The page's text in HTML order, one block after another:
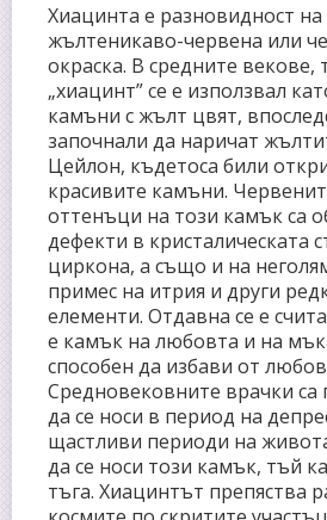
Хиацинта е разновидност
жълтеникаво-червена или
окраска. В средните векове,
„хиацинт” се е използвал
камъни с жълт цвят,
започнали да наричат
Цейлон, къдетоса били
красивите камъни.
оттенъци на този камък са
дефекти в кристалическата
циркона, а също и на
примес на итрия и други
елементи. Отдавна се е
е камък на любовта и на
способен да избави от
Средновековните врачки са
да се носи в период на
щастливи периоди на
да се носи този камък, тъй
тъга. Хиацинтът препяства